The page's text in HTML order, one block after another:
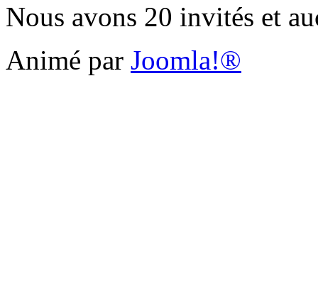
Nous avons 20 invités et
Animé par Joomla!®